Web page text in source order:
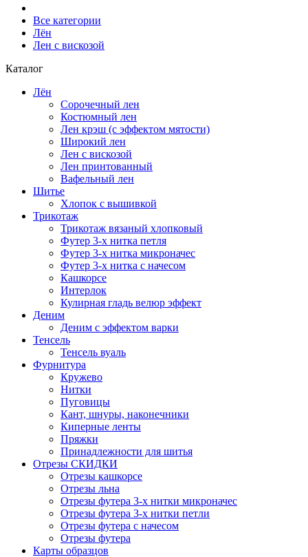
Все категории
Лён
Лен с вискозой
Каталог
Лён
Сорочечный лен
Костюмный лен
Лен крэш (с эффектом мятости)
Широкий лен
Лен с вискозой
Лен принтованный
Вафельный лен
Шитье
Хлопок с вышивкой
Трикотаж
Трикотаж вязаный хлопковый
Футер 3-х нитка петля
Футер 3-х нитка микроначес
Футер 3-х нитка с начесом
Кашкорсе
Интерлок
Кулирная гладь велюр эффект
Деним
Деним с эффектом варки
Тенсель
Тенсель вуаль
Фурнитура
Кружево
Нитки
Пуговицы
Кант, шнуры, наконечники
Киперные ленты
Пряжки
Принадлежности для шитья
Отрезы СКИДКИ
Отрезы кашкорсе
Отрезы льна
Отрезы футера 3-х нитки микроначес
Отрезы футера 3-х нитки петли
Отрезы футера с начесом
Отрезы футера
Карты образцов